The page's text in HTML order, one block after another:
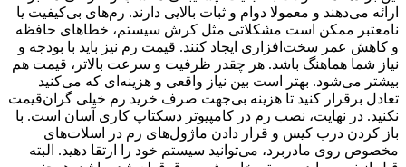
ارائه می‌دهند و معمولا دوام و ثبات بالایی دارند. رم‌های بی‌کیفیت یا
نامعتبر ممکن است مشکلاتی مثل کرش سیستم، خطاهای حافظه
و کاهش عمر سخت‌افزاری ایجاد کنند. قیمت رم نیز باید با بودجه و
نیاز شما هماهنگ باشد. هر چقدر ظرفیت و سرعت بالاتر، قیمت هم
بیشتر می‌شود. بهتر است بین نیاز واقعی و هزینه‌ای که می‌کنید
تعادل برقرار کنید تا هزینه بی‌جهت صرف خرید رم خیلی گران‌قیمت
نکنید. در نهایت، نصب رم در کامپیوتر دسکتاپ کاری آسان است. با
باز کردن درب کیس و قرار دادن ماژول‌های رم در اسلات‌های
مخصوص روی مادربرد، می‌توانید سیستم خود را ارتقا دهید. البته